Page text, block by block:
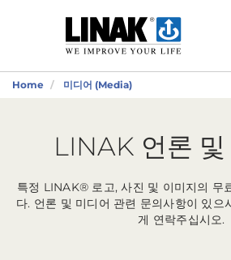
Home 미디어 (Media)
LINAK 언론 및
특정 LINAK® 로고, 사진 및 이미지의 무
다. 언론 및 미디어 관련 문의사항이 있으
게 연락주십시오.